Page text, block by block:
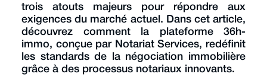
trois atouts majeurs pour répondre aux
exigences du marché actuel. Dans cet article,
découvrez comment la plateforme 36h-
immo, conçue par Notariat Services, redéfinit
les standards de la négociation immobilière
grâce à des processus notariaux innovants.